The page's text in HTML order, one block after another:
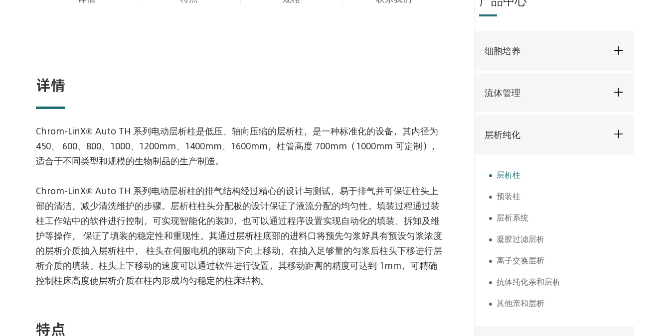
详情
Chrom-LinX® Auto TH 系列电动层析柱是低压、轴向压缩的层析柱，是一种标准化的设备，其内径为
450、 600、800、1000、1200mm、1400mm、1600mm，柱管高度 700mm（1000mm 可定制），
适合于不同类型和规模的生物制品的生产制造。
Chrom-LinX® Auto TH 系列电动层析柱的排气结构经过精心的设计与测试，易于排气并可保证柱头上
部的清洁，减少清洗维护的步骤。层析柱柱头分配板的设计保证了液流分配的均匀性。填装过程通过装
柱工作站中的软件进行控制，可实现智能化的装卸，也可以通过程序设置实现自动化的填装、拆卸及维
护等操作， 保证了填装的稳定性和重现性。其通过层析柱底部的进料口将预先匀浆好具有预设匀浆浓度
的层析介质抽入层析柱中， 柱头在伺服电机的驱动下向上移动，在抽入足够量的匀浆后柱头下移进行层
析介质的填装。柱头上下移动的速度可以通过软件进行设置，其移动距离的精度可达到 1mm，可精确
控制柱床高度使层析介质在柱内形成均匀稳定的柱床结构。
特点
细胞培养
流体管理
层析纯化
层析柱
预装柱
层析系统
凝胶过滤层析
离子交换层析
抗体纯化亲和层析
其他亲和层析